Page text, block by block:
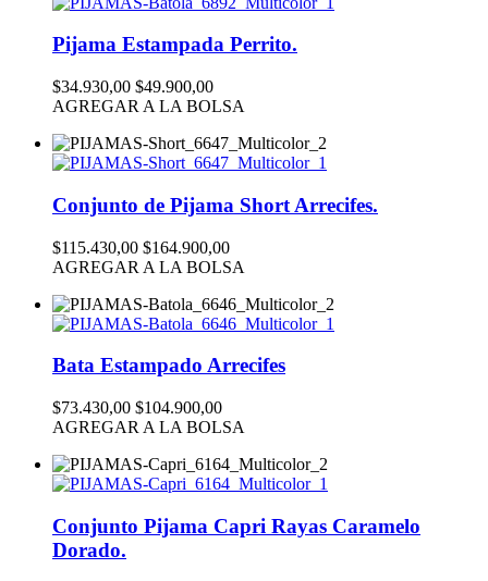
Pijama Estampada Perrito.
$34.930,00 $49.900,00
AGREGAR A LA BOLSA
Conjunto de Pijama Short Arrecifes.
$115.430,00 $164.900,00
AGREGAR A LA BOLSA
Bata Estampado Arrecifes
$73.430,00 $104.900,00
AGREGAR A LA BOLSA
Conjunto Pijama Capri Rayas Caramelo
Dorado.